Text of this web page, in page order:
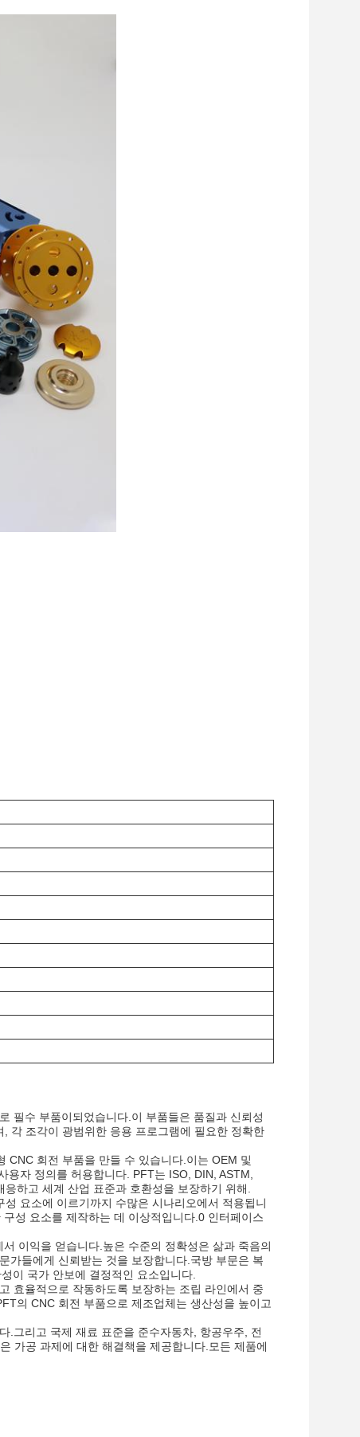
필수 부품이되었습니다.이 부품들은 품질과 신뢰성
각 조각이 광범위한 응용 프로그램에 필요한 정확한
CNC 회전 부품을 만들 수 있습니다.이는 OEM 및
자 정의를 허용합니다. PFT는 ISO, DIN, ASTM,
하고 세계 산업 표준과 호환성을 보장하기 위해.
요소에 이르기까지 수많은 시나리오에서 적용됩니
성 요소를 제작하는 데 이상적입니다.0 인터페이스
이익을 얻습니다.높은 수준의 정확성은 삶과 죽음의
가들에게 신뢰받는 것을 보장합니다.국방 부문은 복
이 국가 안보에 결정적인 요소입니다.
효율적으로 작동하도록 보장하는 조립 라인에서 중
의 CNC 회전 부품으로 제조업체는 생산성을 높이고
.그리고 국제 재료 표준을 준수자동차, 항공우주, 전
가공 과제에 대한 해결책을 제공합니다.모든 제품에